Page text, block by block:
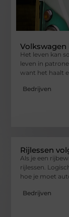
Volkswagen
Het leven kan
leven in
want het haalt
Bedrijven
Rijlessen
Als je een
rijlessen.
hoe je moet
Bedrijven